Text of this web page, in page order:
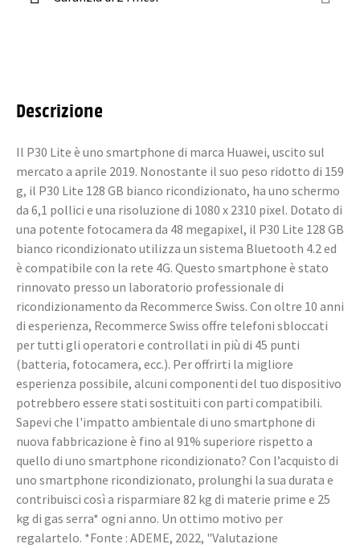
Descrizione
Il P30 Lite è uno smartphone di marca Huawei, uscito sul
mercato a aprile 2019. Nonostante il suo peso ridotto di 159
g, il P30 Lite 128 GB bianco ricondizionato, ha uno schermo
da 6,1 pollici e una risoluzione di 1080 x 2310 pixel. Dotato di
una potente fotocamera da 48 megapixel, il P30 Lite 128 GB
bianco ricondizionato utilizza un sistema Bluetooth 4.2 ed
è compatibile con la rete 4G. Questo smartphone è stato
rinnovato presso un laboratorio professionale di
ricondizionamento da Recommerce Swiss. Con oltre 10 anni
di esperienza, Recommerce Swiss offre telefoni sbloccati
per tutti gli operatori e controllati in più di 45 punti
(batteria, fotocamera, ecc.). Per offrirti la migliore
esperienza possibile, alcuni componenti del tuo dispositivo
potrebbero essere stati sostituiti con parti compatibili.
Sapevi che l'impatto ambientale di uno smartphone di
nuova fabbricazione è fino al 91% superiore rispetto a
quello di uno smartphone ricondizionato? Con l’acquisto di
uno smartphone ricondizionato, prolunghi la sua durata e
contribuisci così a risparmiare 82 kg di materie prime e 25
kg di gas serra* ogni anno. Un ottimo motivo per
regalartelo. *Fonte : ADEME, 2022, "Valutazione